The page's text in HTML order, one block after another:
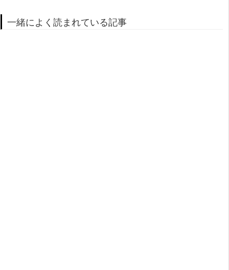
一緒によく読まれている記事